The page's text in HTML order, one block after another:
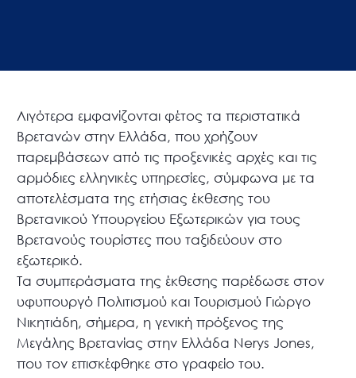
Λιγότερα εμφανίζονται φέτος τα περιστατικά
Βρετανών στην Ελλάδα, που χρήζουν
παρεμβάσεων από τις προξενικές αρχές και τις
αρμόδιες ελληνικές υπηρεσίες, σύμφωνα με τα
αποτελέσματα της ετήσιας έκθεσης του
Βρετανικού Υπουργείου Εξωτερικών για τους
Βρετανούς τουρίστες που ταξιδεύουν στο
εξωτερικό.
Τα συμπεράσματα της έκθεσης παρέδωσε στον
υφυπουργό Πολιτισμού και Τουρισμού Γιώργο
Νικητιάδη, σήμερα, η γενική πρόξενος της
Μεγάλης Βρετανίας στην Ελλάδα Nerys Jones,
που τον επισκέφθηκε στο γραφείο του.